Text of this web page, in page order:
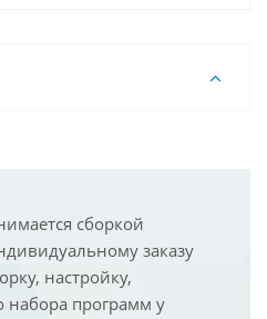
сборкой
заказу
настройку,
набора программ у